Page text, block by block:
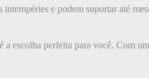
e podem suportar até
escolha perfeita para você. Com